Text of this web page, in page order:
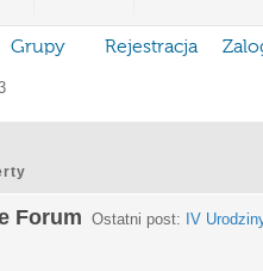
Grupy Rejestracja
Forum Ostatni post: IV